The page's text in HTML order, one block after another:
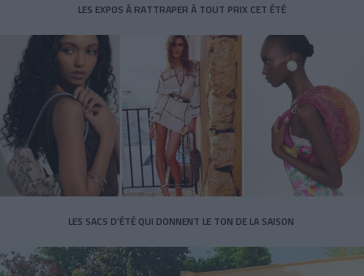
LES EXPOS À RATTRAPER À TOUT PRIX CET ÉTÉ
LES SACS D’ÉTÉ QUI DONNENT LE TON DE LA SAISON